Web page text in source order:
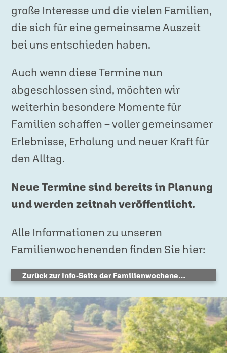
große Interesse und die vielen Familien,
die sich für eine gemeinsame Auszeit
bei uns entschieden haben.
Auch wenn diese Termine nun
abgeschlossen sind, möchten wir
weiterhin besondere Momente für
Familien schaffen – voller gemeinsamer
Erlebnisse, Erholung und neuer Kraft für
den Alltag.
Neue Termine sind bereits in Planung
und werden zeitnah veröffentlicht.
Alle Informationen zu unseren
Familienwochenenden finden Sie hier:
Zurück zur Info-Seite der Familienwochenenden